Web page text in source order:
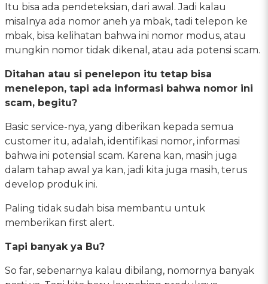
Itu bisa ada pendeteksian, dari awal. Jadi kalau
misalnya ada nomor aneh ya mbak, tadi telepon ke
mbak, bisa kelihatan bahwa ini nomor modus, atau
mungkin nomor tidak dikenal, atau ada potensi scam.
Ditahan atau si penelepon itu tetap bisa
menelepon, tapi ada informasi bahwa nomor ini
scam, begitu?
Basic service-nya, yang diberikan kepada semua
customer itu, adalah, identifikasi nomor, informasi
bahwa ini potensial scam. Karena kan, masih juga
dalam tahap awal ya kan, jadi kita juga masih, terus
develop produk ini.
Paling tidak sudah bisa membantu untuk
memberikan first alert.
Tapi banyak ya Bu?
So far, sebenarnya kalau dibilang, nomornya banyak